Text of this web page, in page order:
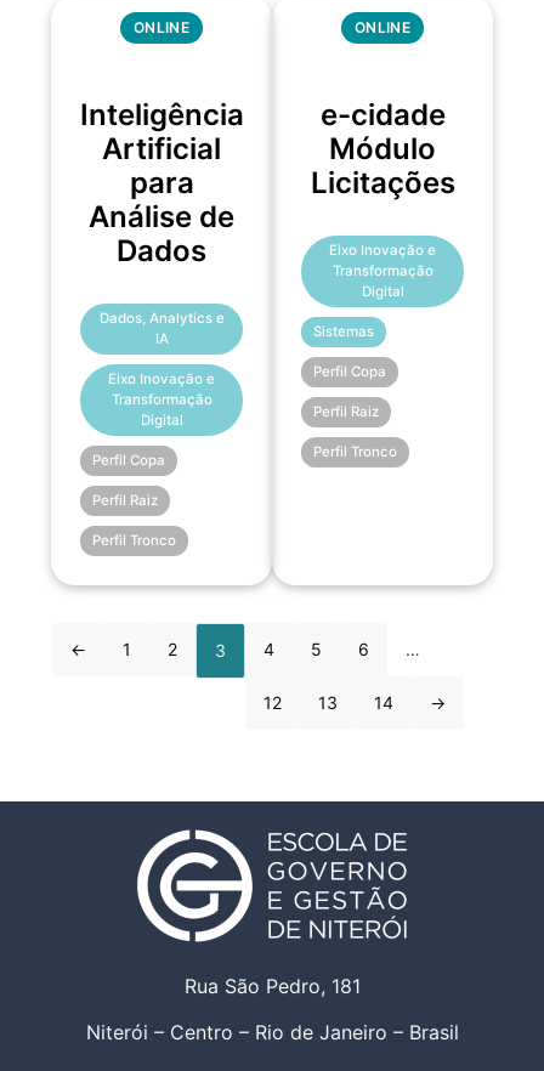
ONLINE
Inteligência
Artificial
para
Análise de
Dados
Dados, Analytics e
IA
Eixo Inovação e
Transformação
Digital
Perfil Copa
Perfil Raiz
Perfil Tronco
ONLINE
e-cidade
Módulo
Licitações
Eixo Inovação e
Transformação
Digital
Sistemas
Perfil Copa
Perfil Raiz
Perfil Tronco
← 1 2 3 4 5 6 …
12 13 14 →
Rua São Pedro, 181
Niterói – Centro – Rio de Janeiro – Brasil